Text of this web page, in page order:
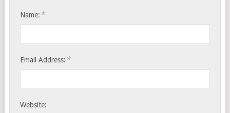
Name: *
Email Address: *
Website: